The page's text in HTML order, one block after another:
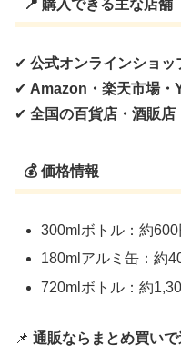
📍 購入できる主な店舗
✔ 公式オンラインショッ
✔ Amazon・楽天市場・
✔ 全国の百貨店・酒販店
💰 価格情報
300mlボトル：約600
180mlアルミ缶：約
720mlボトル：約
📌 通販ならまとめ買い